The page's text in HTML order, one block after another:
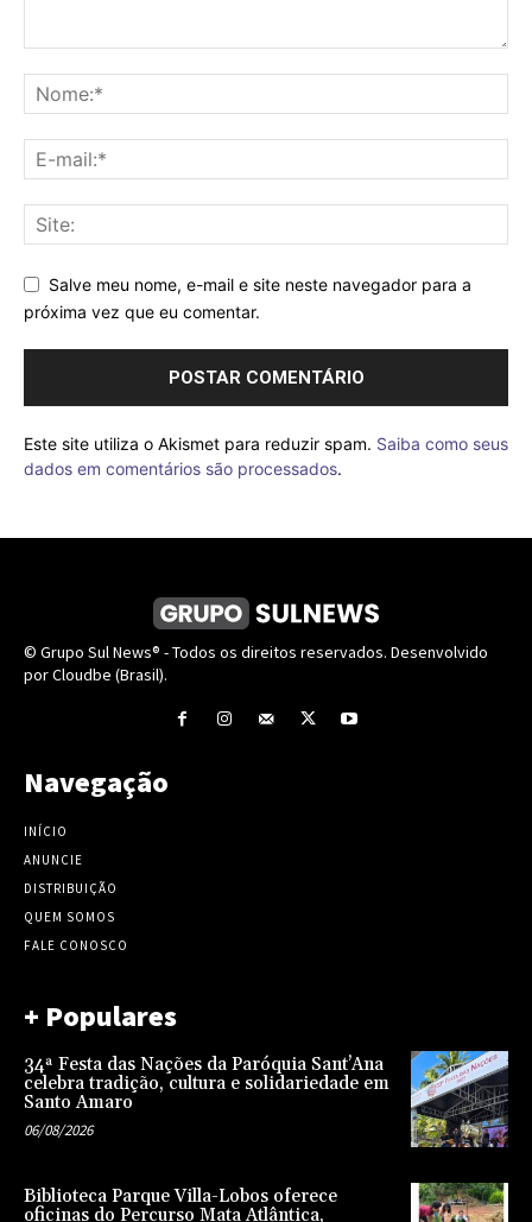
Salve meu nome, e-mail e site neste navegador para a
próxima vez que eu comentar.
Este site utiliza o Akismet para reduzir spam. Saiba como seus
dados em comentários são processados.
© Grupo Sul News® - Todos os direitos reservados. Desenvolvido
por Cloudbe (Brasil).
Navegação
INÍCIO
ANUNCIE
DISTRIBUIÇÃO
QUEM SOMOS
FALE CONOSCO
+ Populares
34ª Festa das Nações da Paróquia Sant’Ana
celebra tradição, cultura e solidariedade em
Santo Amaro
06/08/2026
Biblioteca Parque Villa-Lobos oferece
oficinas do Percurso Mata Atlântica,